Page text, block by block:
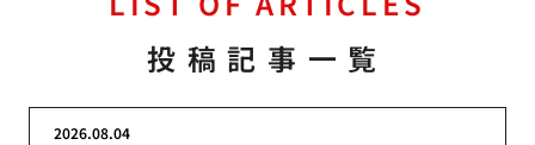
投稿記事一覧
2026.08.04